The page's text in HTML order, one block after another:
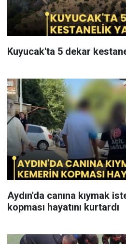
Kuyucak'ta 5 dekar
Aydın'da canına kıymak
kopması hayatını kurtardı